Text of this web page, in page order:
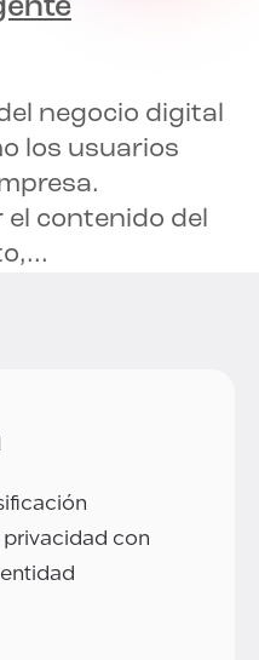
negocio digital
los usuarios
el contenido del
con